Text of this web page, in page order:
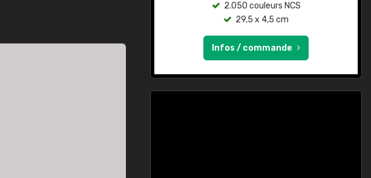
2.050 couleurs NCS
29,5 x 4,5 cm
Infos / commande